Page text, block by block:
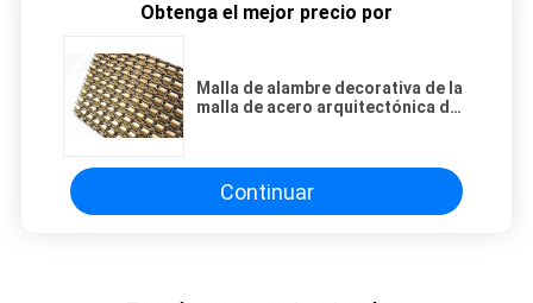
Obtenga el mejor precio por
Malla de alambre decorativa de la
malla de acero arquitectónica del
Continuar